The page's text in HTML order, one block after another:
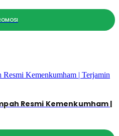
Resmi Kemenkumham |